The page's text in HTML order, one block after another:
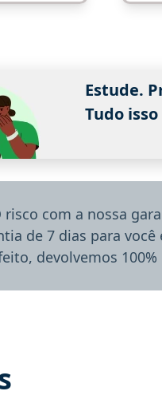
Estude.
Tudo
risco com a nossa
de 7 dias para
devolvemos